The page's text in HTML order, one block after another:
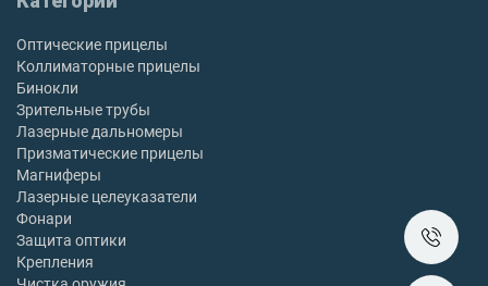
Оптические прицелы
Коллиматорные прицелы
Бинокли
Зрительные трубы
Лазерные дальномеры
Призматические прицелы
Магниферы
Лазерные целеуказатели
Фонари
Защита оптики
Крепления